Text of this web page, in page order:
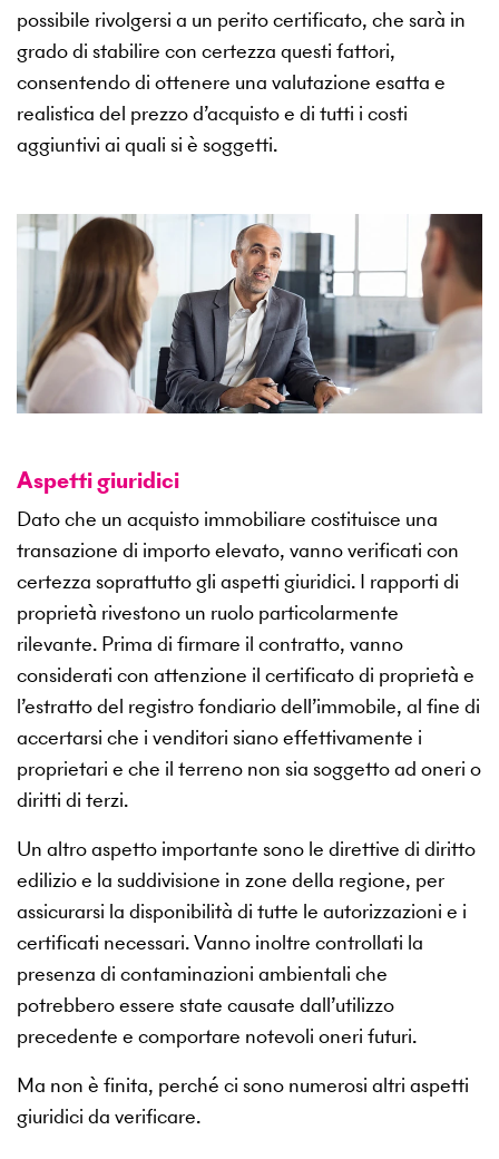
possibile rivolgersi a un perito certificato, che sarà in
grado di stabilire con certezza questi fattori,
consentendo di ottenere una valutazione esatta e
realistica del prezzo d’acquisto e di tutti i costi
aggiuntivi ai quali si è soggetti.
Aspetti giuridici
Dato che un acquisto immobiliare costituisce una
transazione di importo elevato, vanno verificati con
certezza soprattutto gli aspetti giuridici. I rapporti di
proprietà rivestono un ruolo particolarmente
rilevante. Prima di firmare il contratto, vanno
considerati con attenzione il certificato di proprietà e
l’estratto del registro fondiario dell’immobile, al fine di
accertarsi che i venditori siano effettivamente i
proprietari e che il terreno non sia soggetto ad oneri o
diritti di terzi.
Un altro aspetto importante sono le direttive di diritto
edilizio e la suddivisione in zone della regione, per
assicurarsi la disponibilità di tutte le autorizzazioni e i
certificati necessari. Vanno inoltre controllati la
presenza di contaminazioni ambientali che
potrebbero essere state causate dall’utilizzo
precedente e comportare notevoli oneri futuri.
Ma non è finita, perché ci sono numerosi altri aspetti
giuridici da verificare.